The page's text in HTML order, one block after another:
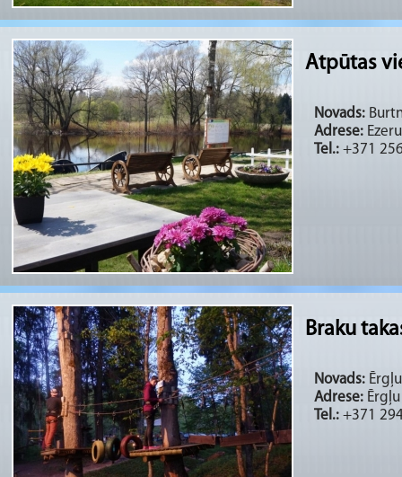
Atpūtas
Novads:
Adrese:
Tel.: +371
Braku
Novads:
Adrese:
Tel.: +371